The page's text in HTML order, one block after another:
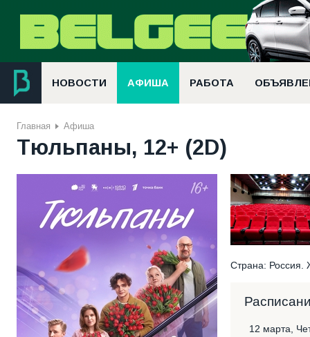
НОВОСТИ АФИША РАБОТА
Главная Афиша
Тюльпаны, 12+ (2D)
Страна:
12 марта,